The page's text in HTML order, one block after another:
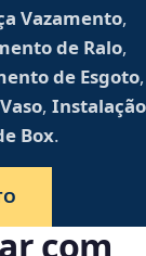
Vazamento,
de Ralo,
de Esgoto,
, Instalação
Box.
com